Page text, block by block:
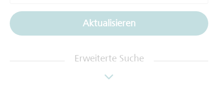
Aktualisieren
Erweiterte Suche